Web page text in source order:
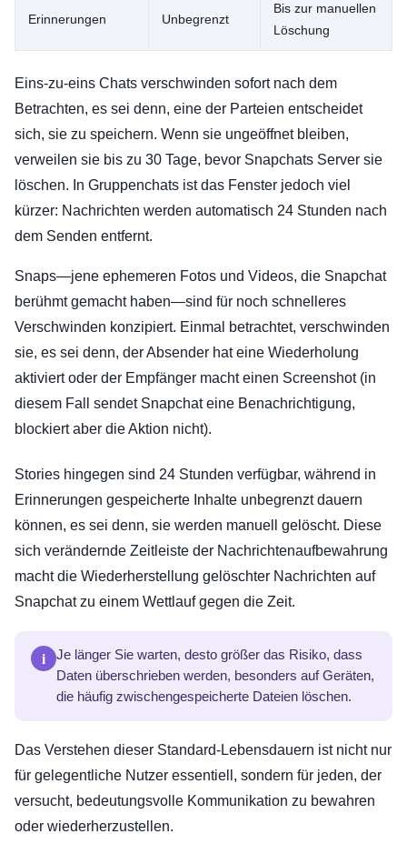
Erinnerungen Unbegrenzt
Bis zur manuellen
Löschung
Eins-zu-eins Chats verschwinden sofort nach dem
Betrachten, es sei denn, eine der Parteien entscheidet
sich, sie zu speichern. Wenn sie ungeöffnet bleiben,
verweilen sie bis zu 30 Tage, bevor Snapchats Server sie
löschen. In Gruppenchats ist das Fenster jedoch viel
kürzer: Nachrichten werden automatisch 24 Stunden nach
dem Senden entfernt.
Snaps—jene ephemeren Fotos und Videos, die Snapchat
berühmt gemacht haben—sind für noch schnelleres
Verschwinden konzipiert. Einmal betrachtet, verschwinden
sie, es sei denn, der Absender hat eine Wiederholung
aktiviert oder der Empfänger macht einen Screenshot (in
diesem Fall sendet Snapchat eine Benachrichtigung,
blockiert aber die Aktion nicht).
Stories hingegen sind 24 Stunden verfügbar, während in
Erinnerungen gespeicherte Inhalte unbegrenzt dauern
können, es sei denn, sie werden manuell gelöscht. Diese
sich verändernde Zeitleiste der Nachrichtenaufbewahrung
macht die Wiederherstellung gelöschter Nachrichten auf
Snapchat zu einem Wettlauf gegen die Zeit.
i
Je länger Sie warten, desto größer das Risiko, dass
Daten überschrieben werden, besonders auf Geräten,
die häufig zwischengespeicherte Dateien löschen.
Das Verstehen dieser Standard-Lebensdauern ist nicht nur
für gelegentliche Nutzer essentiell, sondern für jeden, der
versucht, bedeutungsvolle Kommunikation zu bewahren
oder wiederherzustellen.